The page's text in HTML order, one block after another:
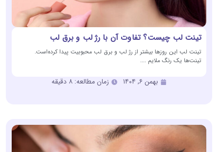
تینت لب چیست؟ تفاوت آن با رژ لب و برق لب
تینت لب این روزها بیشتر از رژ لب و برق لب محبوبیت پیدا کرده‌است.
تینت‌ها یک رنگ ملایم ....
بهمن ۶, ۱۴۰۴ زمان مطالعه: ۸ دقیقه